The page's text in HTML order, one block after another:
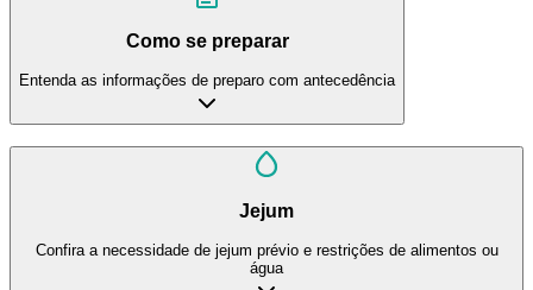
Como se preparar
Entenda as informações de preparo com antecedência
Jejum
Confira a necessidade de jejum prévio e restrições de alimentos ou
água